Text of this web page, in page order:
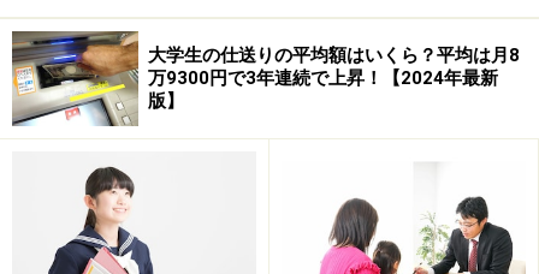
150万円以上の引出→3.5万～21万円以下の給付金額
注：職場に制度が導入されていることが条件です。
「給付金の利用が少なかった」とのことですが、教育資
大学生の仕送りの平均額はいくら？平均は月8
万9300円で3年連続で上昇！【2024年最新
版】